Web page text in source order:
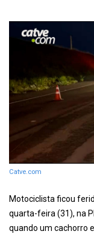
Catve.com
Motociclista ficou
quarta-feira (31), na
quando um cachorro